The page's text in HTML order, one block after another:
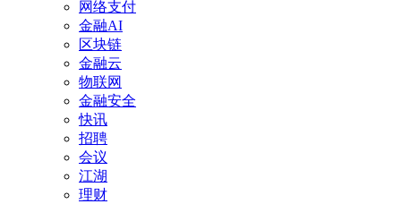
网络支付
金融AI
区块链
金融云
物联网
金融安全
快讯
招聘
会议
江湖
理财